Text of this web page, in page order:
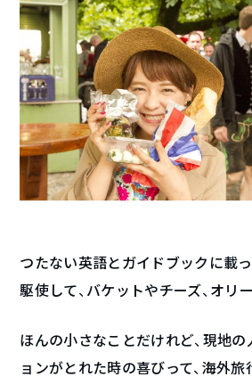
つたない英語とガイドブックに載
駆使して、バケットやチーズ、オリ
ほんの小さなことだけれど、現地
ョンがとれた時の喜びって、海外